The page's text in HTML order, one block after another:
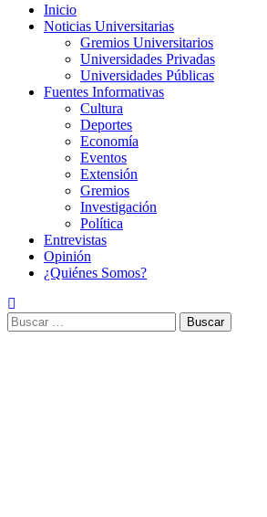
Menú
principal
Inicio
Noticias Universitarias
Gremios Universitarios
Universidades Privadas
Universidades Públicas
Fuentes Informativas
Cultura
Deportes
Economía
Eventos
Extensión
Gremios
Investigación
Política
Entrevistas
Opinión
¿Quiénes Somos?
Buscar: